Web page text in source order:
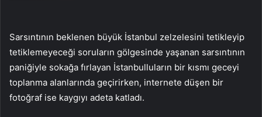
Sarsıntının beklenen büyük İstanbul zelzelesini tetikleyip
tetiklemeyeceği soruların gölgesinde yaşanan sarsıntının
paniğiyle sokağa fırlayan İstanbulluların bir kısmı geceyi
toplanma alanlarında geçirirken, internete düşen bir
fotoğraf ise kaygıyı adeta katladı.